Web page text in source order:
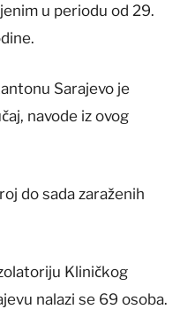
u periodu od 29.
Sarajevo je
navode iz ovog
do sada zaraženih
Kliničkog
nalazi se 69 osoba.